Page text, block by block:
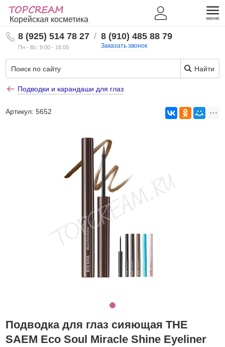
Корейская косметика
8 (925) 514 78 27
Пн - Вс: 9:00 - 16:00
/ 8 (910) 485 88 79
Заказать звонок
Найти
Подводки и карандаши для глаз
Артикул:5652
Подводка для глаз сияющая THE
SAEM Eco Soul Miracle Shine Eyeliner